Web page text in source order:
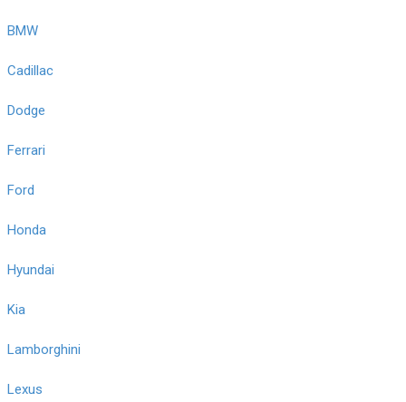
BMW
Cadillac
Dodge
Ferrari
Ford
Honda
Hyundai
Kia
Lamborghini
Lexus